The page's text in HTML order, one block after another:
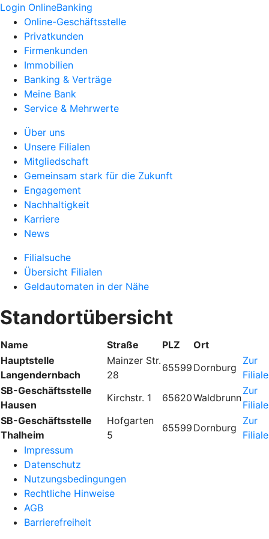
Login OnlineBanking
Online-Geschäftsstelle
Privatkunden
Firmenkunden
Immobilien
Banking & Verträge
Meine Bank
Service & Mehrwerte
Über uns
Unsere Filialen
Mitgliedschaft
Gemeinsam stark für die Zukunft
Engagement
Nachhaltigkeit
Karriere
News
Filialsuche
Übersicht Filialen
Geldautomaten in der Nähe
Standortübersicht
Name Straße PLZ
Ort
Hauptstelle
Langendernbach
Mainzer Str.
28
65599 Dornburg
Zur
Filiale
SB-Geschäftsstelle
Hausen
Kirchstr. 1 65620Waldbrunn
Zur
Filiale
SB-Geschäftsstelle
Thalheim
Hofgarten
5
65599 Dornburg
Zur
Filiale
Impressum
Datenschutz
Nutzungsbedingungen
Rechtliche Hinweise
AGB
Barrierefreiheit